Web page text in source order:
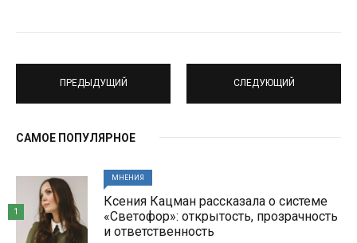
ПРЕДЫДУЩИЙ СЛЕДУЮЩИЙ
САМОЕ ПОПУЛЯРНОЕ
МНЕНИЯ
Ксения Кацман рассказала о системе
«Светофор»: открытость, прозрачность
и ответственность
1